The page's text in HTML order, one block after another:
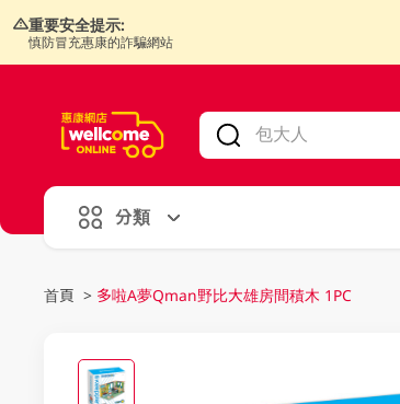
重要安全提示:
慎防冒充惠康的詐騙網站
分類
首頁 > 多啦A夢Qman野比大雄房間積木 1PC